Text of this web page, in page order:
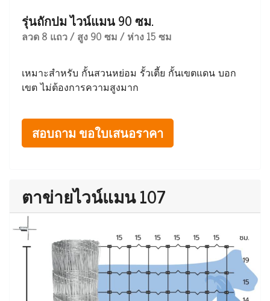
รุ่นถักปม ไวน์แมน 90 ซม.
ลวด 8 แถว / สูง 90 ซม / ห่าง 15 ซม
เหมาะสำหรับ กั้นสวนหย่อม รั้วเตี้ย กั้นเขตแดน บอก
เขต ไม่ต้องการความสูงมาก
สอบถาม ขอใบเสนอราคา
ตาข่ายไวน์แมน 107